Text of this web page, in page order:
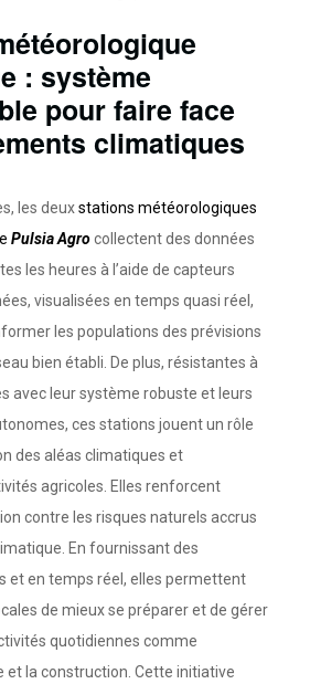
: système
pour faire face
climatiques
les deuxstations météorologiques
Pulsia Agrocollectent des données
les heures à l’aide de capteurs
visualisées en temps quasi réel,
les populations des prévisions
bien établi. De plus, résistantes à
avec leur système robuste et leurs
ces stations jouent un rôle
des aléas climatiques et
agricoles. Elles renforcent
contre les risques naturels accrus
En fournissant des
et en temps réel, elles permettent
de mieux se préparer et de gérer
quotidiennes comme
et la construction. Cette initiative